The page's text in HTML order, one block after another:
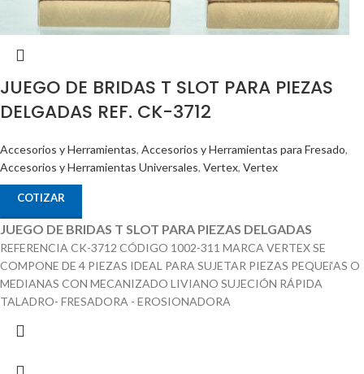
JUEGO DE BRIDAS T SLOT PARA PIEZAS
DELGADAS REF. CK-3712
Accesorios y Herramientas, Accesorios y Herramientas para Fresado,
Accesorios y Herramientas Universales, Vertex, Vertex
COTIZAR
JUEGO DE BRIDAS T SLOT PARA PIEZAS DELGADAS
REFERENCIA CK-3712 CÓDIGO 1002-311 MARCA VERTEX SE
COMPONE DE 4 PIEZAS IDEAL PARA SUJETAR PIEZAS PEQUEí‘AS O
MEDIANAS CON MECANIZADO LIVIANO SUJECIÓN RÁPIDA
TALADRO- FRESADORA - EROSIONADORA